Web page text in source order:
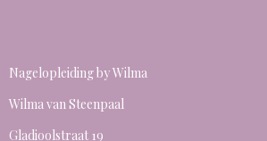
Nagelopleiding by Wilma
Wilma van Steenpaal
Gladioolstraat 19